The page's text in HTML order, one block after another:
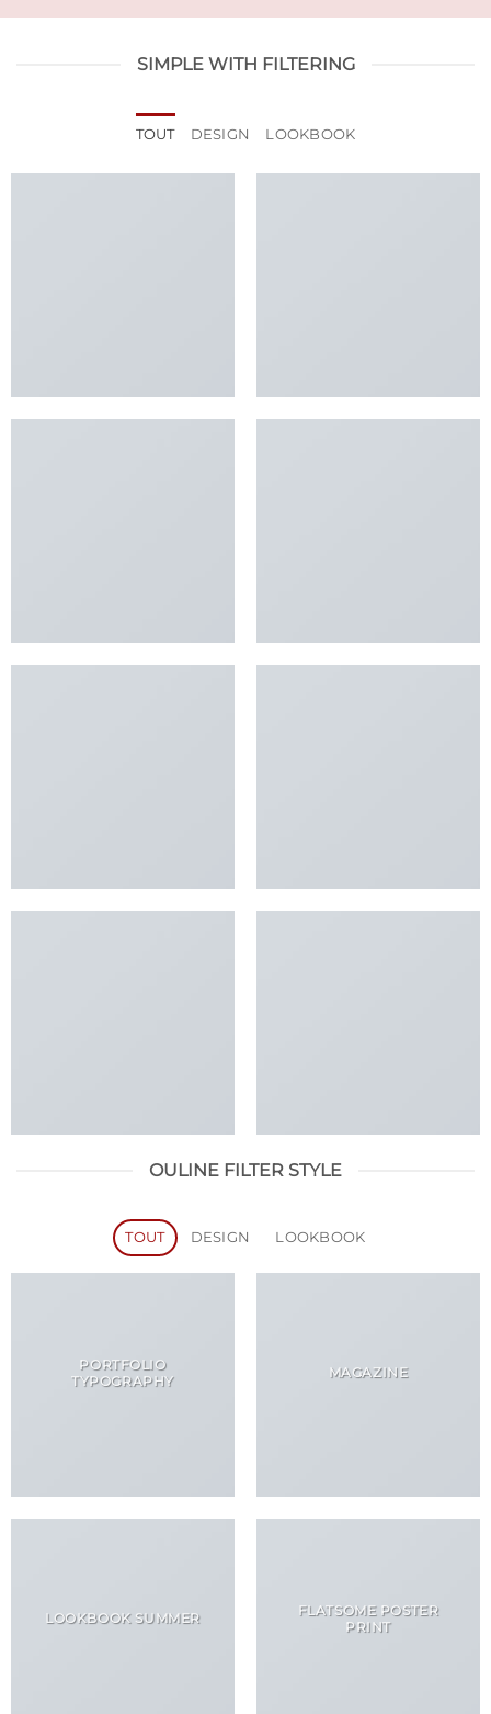
SIMPLE WITH FILTERING
TOUT DESIGN LOOKBOOK
OULINE FILTER STYLE
TOUT DESIGN LOOKBOOK
PORTFOLIO
TYPOGRAPHY
MAGAZINE
LOOKBOOK SUMMER
FLATSOME POSTER
PRINT